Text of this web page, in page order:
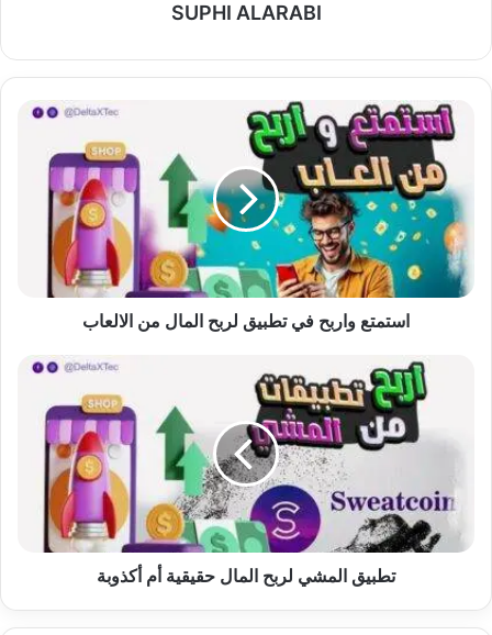
SUPHI ALARABI
استمتع
واربح
تطبيق
لربح
المال
من
الالعاب
استمتع واربح في تطبيق لربح المال من الالعاب
أكذوبة
تطبيق المشي لربح المال حقيقية أم أكذوبة